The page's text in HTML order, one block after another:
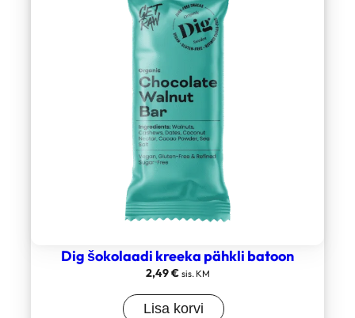
Dig šokolaadi kreeka pähkli batoon
2,49€ sis. KM
Lisa korvi